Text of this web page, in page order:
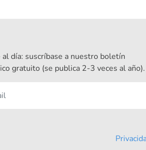
al día: suscríbase a nuestro boletín
gratuito (se publica 2-3 veces al año).